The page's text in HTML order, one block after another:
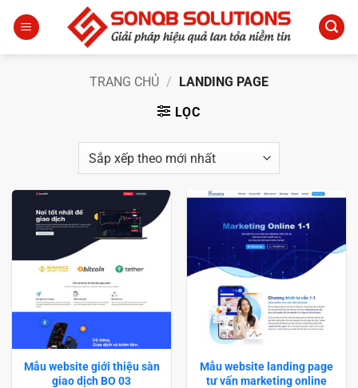
qua
TRANG CHỦ / LANDING PAGE
LỌC
Mẫu website giới thiệu sàn
giao dịch BO 03
Mẫu website landing page
tư vấn marketing online